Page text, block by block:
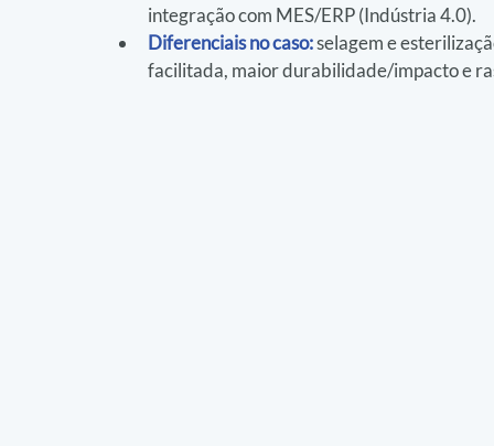
integração com MES/ERP (Indústria 4.0).
Diferenciais no caso: selagem e
facilitada, maior durabilidade/impacto e